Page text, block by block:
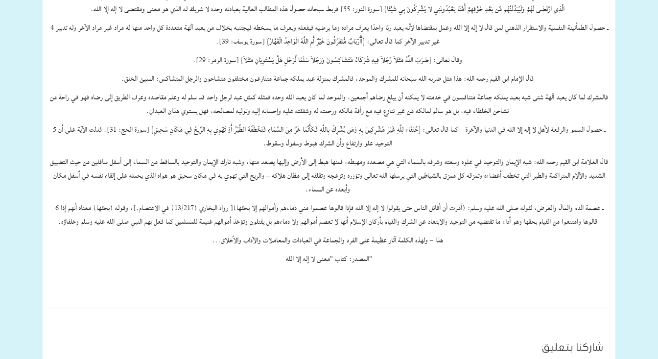
4 ـ حصول الطمأنينة النفسية والاستقرار الذهني لمن قال لا إله إلا الله وعمل بمقتضاها لأنه يعبد ربًا واحدًا يعرف مراده وما يرضيه فيفعله ويعرف ما يسخطه فيجتنبه بخلاف من يعبد آلهة متعددة كل واحد منها له مراد غير مراد الآخر وله تدبير
غير تدبير الآخر كما قال تعالى‏:‏ ‏{‏أَأَرْبَابٌ مُّتَفَرِّقُونَ خَيْرٌ أَمِ اللَّهُ الْوَاحِدُ الْقَهَّارُ‏}‏ ‏[‏سورة يوسف‏:‏ 39‏]‏‏.‏
فالمشرك لما كان يعبد آلهة شتى شبه بعبد يملكه جماعة متنافسون في خدمته لا يمكنه أن يبلغ رضاهم أجمعين، والموحد لما كان يعبد الله وحده فمثله كمثل عبد لرجل واحد قد سلم له وعلم مقاصده وعرف الطريق إلى رضاه فهو في راحة من
تشاحن الخلطاء فيه، بل هو سالم لمالكه من غير تنازع فيه مع رأفة مالكه ورحمته له وشفقته عليه وإحسانه إليه وتوليه لمصالحه، فهل يستوي هذان العبدان‏.‏
5 ـ حصول السمو والرفعة لأهل لا إله إلا الله في الدنيا والآخرة – كما قال تعالى‏:‏ ‏{‏حُنَفَاء لِلَّهِ غَيْرَ مُشْرِكِينَ بِهِ وَمَن يُشْرِكْ بِاللَّهِ فَكَأَنَّمَا خَرَّ مِنَ السَّمَاءِ فَتَخْطَفُهُ الطَّيْرُ أَوْ تَهْوِي بِهِ الرِّيحُ فِي مَكَانٍ سَحِيقٍ‏}‏ ‏[‏سورة الحج‏:‏ 31‏]‏‏.‏ فدلت الآية على أن
التوحيد علو وارتفاع وأن الشرك هبوط وسفول وسقوط‏.‏
قال العلامة ابن القيم رحمه الله‏:‏ شبه الإيمان والتوحيد في علوه وسعته وشرفه بالسماء التي هي مصعده ومهبطه، فمنها هبط إلى الأرض وإليها يصعد منها، وشبه تارك الإيمان والتوحيد بالساقط من السماء إلى أسفل سافلين من حيث التضييق
الشديد والآلام المتراكمة والطير التي تخطف أعضاءه وتمزقه كل ممزق بالشياطين التي يرسلها الله تعالى وتؤزره وتزعجه وتقلقه إلى مظان هلاكه – والريح التي تهوي به في مكان سحيق هو هواه الذي يحمله على إلقاء نفسه في أسفل مكان
6 ـ عصمة الدم والمال والعرض، لقوله صلى الله عليه وسلم‏:‏ ‏(‏أمرت أن أقاتل الناس حتى يقولوا لا إله إلا الله فإذا قالوها عصموا مني دماءهم وأموالهم إلا بحقها‏)‏‏[‏ رواه البخاري ‏(‏13/217‏)‏ في الاعتصام‏.‏‏]‏، وقوله ‏(‏بحقها‏)‏ معناه أنهم إذا
قالوها وامتنعوا من القيام بحقها وهو أداء ما تقتضيه من التوحيد والابتعاد عن الشرك والقيام بأركان الإسلام أنها لا تعصم أموالهم ولا دماءهم بل يقتلون وتؤخذ أموالهم غنيمة للمسلمين كما فعل بهم النبي صلى الله عليه وسلم وخلفاؤه‏.‏
المصدر: كتاب "معنى لا إله إلا الله"
شاركنا بتعليق